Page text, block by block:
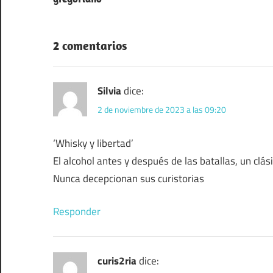
2 comentarios
Silviadice:
2 de noviembre de 2023 a las 09:20
‘Whisky y libertad’
El alcohol antes y después de las batallas, un
Nunca decepcionan sus curistorias
Responder
curis2riadice: